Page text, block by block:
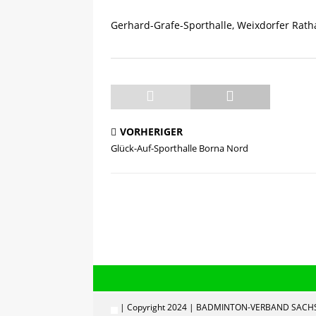
Gerhard-Grafe-Sporthalle, Weixdorfer
VORHERIGER
Glück-Auf-Sporthalle Borna Nord
| Copyright 2024 | BADMINTON-VERBAND